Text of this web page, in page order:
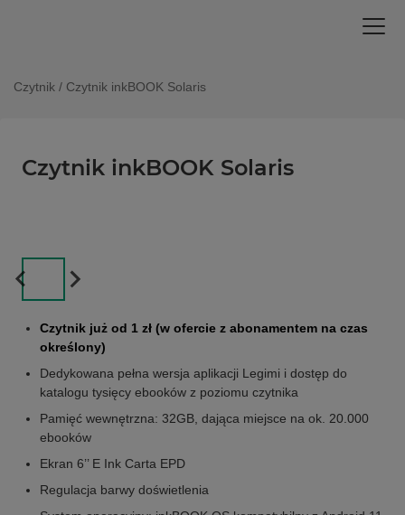
Czytnik / Czytnik inkBOOK Solaris
Czytnik inkBOOK Solaris
Czytnik już od 1 zł (w ofercie z abonamentem na czas
określony)
Dedykowana pełna wersja aplikacji Legimi i dostęp do
katalogu tysięcy ebooków z poziomu czytnika
Pamięć wewnętrzna: 32GB, dająca miejsce na ok. 20.000
ebooków
Ekran 6’’ E Ink Carta EPD
Regulacja barwy doświetlenia